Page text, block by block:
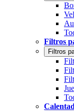
Filtros
Filtros